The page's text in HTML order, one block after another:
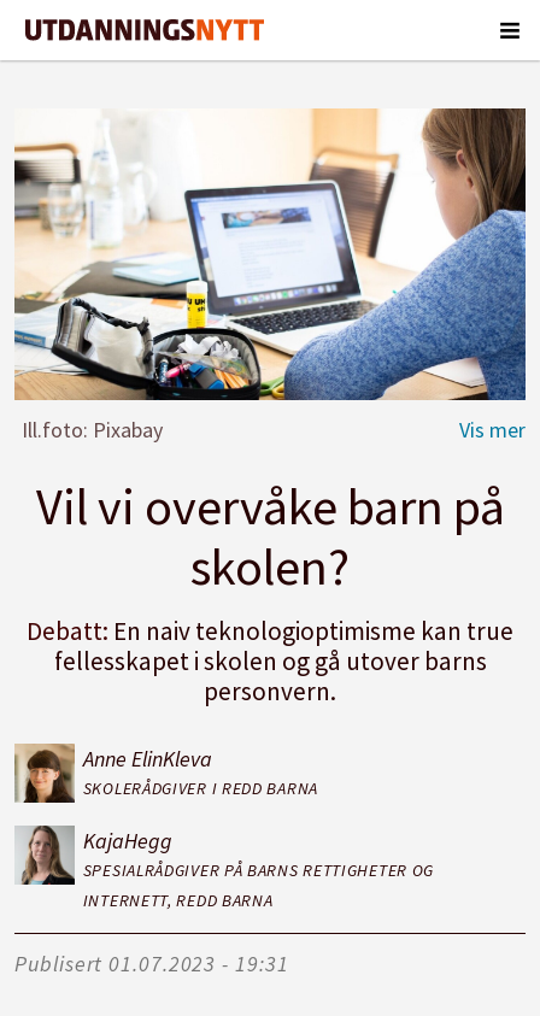
Ill.foto: Pixabay
Vil vi overvåke barn på
skolen?
Debatt: En naiv teknologioptimisme kan true
fellesskapet i skolen og gå utover barns
personvern.
Anne ElinKleva
SKOLERÅDGIVER I REDD BARNA
KajaHegg
SPESIALRÅDGIVER PÅ BARNS RETTIGHETER OG
INTERNETT, REDD BARNA
Publisert 01.07.2023 - 19:31